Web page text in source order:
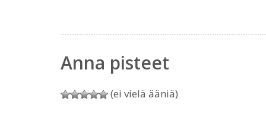
Anna pisteet
(ei vielä ääniä)